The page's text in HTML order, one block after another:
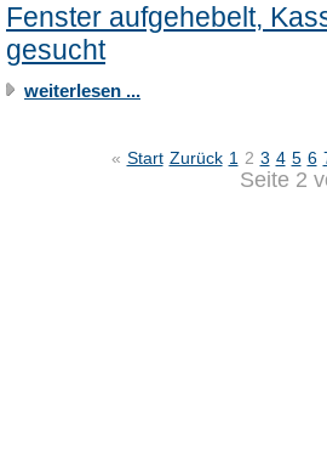
Fenster aufgehebelt,
gesucht
weiterlesen ...
« Start Zurück 1 2 3 4 5 6
Seite 2